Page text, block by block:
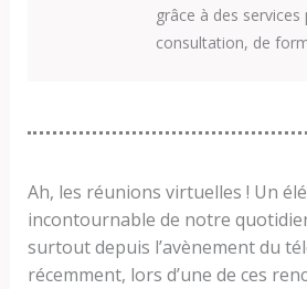
grâce à des
consultation, de
Ah, les réunions virtuelles ! Un
incontournable de notre
surtout depuis l’avènement du
récemment, lors d’une de ces